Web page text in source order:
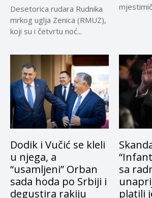
Desetorica rudara Rudnika
mrkog uglja Zenica (RMUZ),
koji su i četvrtu noć...
Dodik i Vučić se kleli
u njega, a
“usamljeni” Orban
sada hoda po Srbiji i
degustira rakiju
sa
platili